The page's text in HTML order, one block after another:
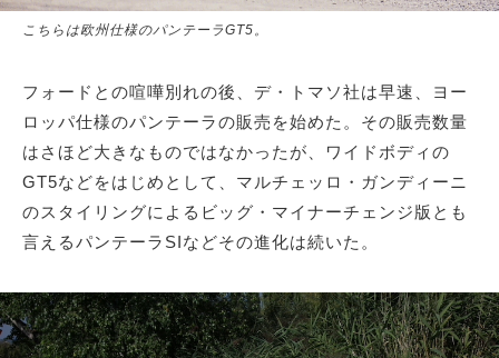
こちらは欧州仕様のパンテーラGT5。
フォードとの喧嘩別れの後、デ・トマソ社は早速、ヨー
ロッパ仕様のパンテーラの販売を始めた。その販売数量
はさほど大きなものではなかったが、ワイドボディの
GT5などをはじめとして、マルチェッロ・ガンディーニ
のスタイリングによるビッグ・マイナーチェンジ版とも
言えるパンテーラSIなどその進化は続いた。